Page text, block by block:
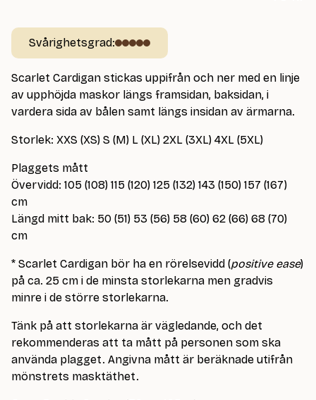
Svårighetsgrad:
Scarlet Cardigan stickas uppifrån och ner med en linje
av upphöjda maskor längs framsidan, baksidan, i
vardera sida av bålen samt längs insidan av ärmarna.
Storlek: XXS (XS) S (M) L (XL) 2XL (3XL) 4XL (5XL)
Plaggets mått
Övervidd: 105 (108) 115 (120) 125 (132) 143 (150) 157 (167)
cm
Längd mitt bak: 50 (51) 53 (56) 58 (60) 62 (66) 68 (70)
cm
* Scarlet Cardigan bör ha en rörelsevidd (positive ease)
på ca. 25 cm i de minsta storlekarna men gradvis
minre i de större storlekarna.
Tänk på att storlekarna är vägledande, och det
rekommenderas att ta mått på personen som ska
använda plagget. Angivna mått är beräknade utifrån
mönstrets masktäthet.